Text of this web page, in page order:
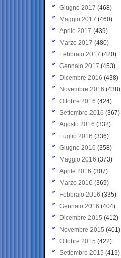
Giugno 2017 (468)
Maggio 2017 (460)
Aprile 2017 (439)
Marzo 2017 (480)
Febbraio 2017 (420)
Gennaio 2017 (453)
Dicembre 2016 (438)
Novembre 2016 (438)
Ottobre 2016 (424)
Settembre 2016 (367)
Agosto 2016 (332)
Luglio 2016 (336)
Giugno 2016 (358)
Maggio 2016 (373)
Aprile 2016 (307)
Marzo 2016 (369)
Febbraio 2016 (335)
Gennaio 2016 (404)
Dicembre 2015 (412)
Novembre 2015 (401)
Ottobre 2015 (422)
Settembre 2015 (419)